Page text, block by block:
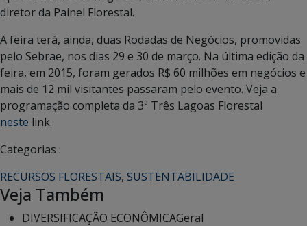
diretor da Painel Florestal.
A feira terá, ainda, duas Rodadas de Negócios, promovidas
pelo Sebrae, nos dias 29 e 30 de março. Na última edição da
feira, em 2015, foram gerados R$ 60 milhões em negócios e
mais de 12 mil visitantes passaram pelo evento. Veja a
programação completa da 3ª Três Lagoas Florestal
neste link.
Categorias :
RECURSOS FLORESTAIS, SUSTENTABILIDADE
Veja Também
DIVERSIFICAÇÃO ECONÔMICAGeral